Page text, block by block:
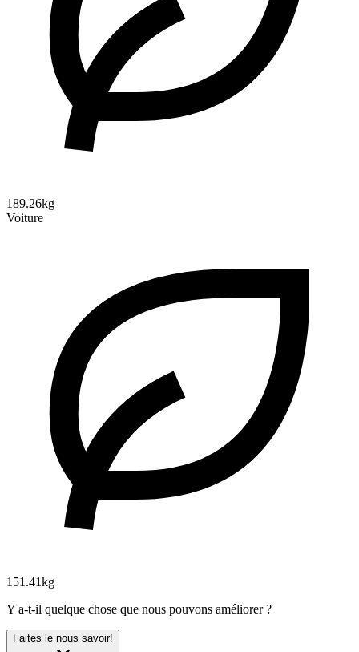
189.26kg
Voiture
151.41kg
Y a-t-il quelque chose que nous pouvons améliorer ?
Faites le nous savoir!